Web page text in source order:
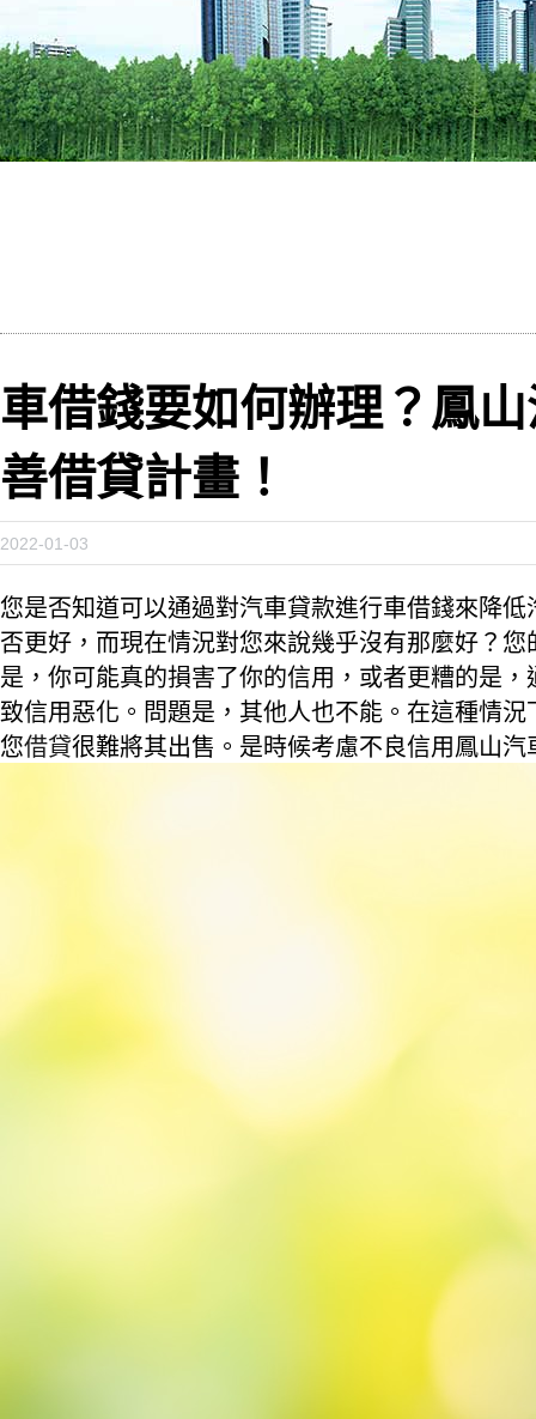
車借錢要如何辦理？鳳
善借貸計畫！
2022-01-03
您是否知道可以通過對汽車貸款進行車借錢來降
否更好，而現在情況對您來說幾乎沒有那麼好？
是，你可能真的損害了你的信用，或者更糟的是
致信用惡化。問題是，其他人也不能。在這種情
您借貸很難將其出售。是時候考慮不良信用鳳山汽